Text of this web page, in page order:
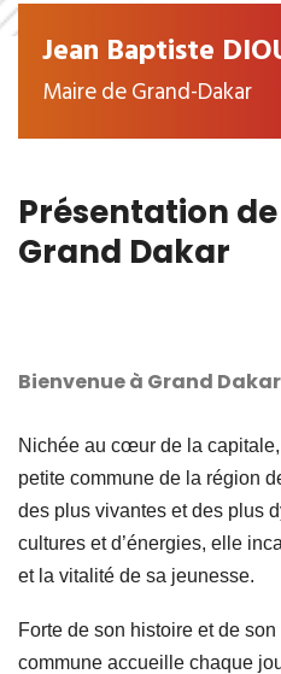
Jean Baptiste
Maire de Grand-Dakar
Présentation
Grand Dakar
Bienvenue à Grand Dakar
Nichée au cœur de la
petite commune de la région
des plus vivantes et des plus
cultures et d’énergies, elle
et la vitalité de sa jeunesse.
Forte de son histoire et de
commune accueille chaque